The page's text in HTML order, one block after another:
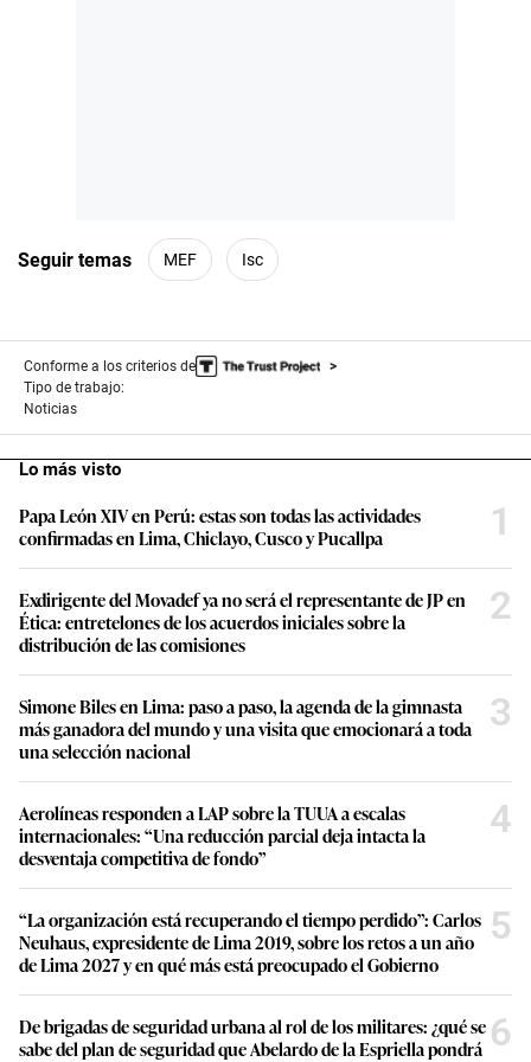
Seguir temas MEF Isc
Conforme a los criterios de
Tipo de trabajo:
Noticias
Lo más visto
Papa León XIV en Perú: estas son todas las actividades
confirmadas en Lima, Chiclayo, Cusco y Pucallpa
1
Exdirigente del Movadef ya no será el representante de JP en
Ética: entretelones de los acuerdos iniciales sobre la
distribución de las comisiones
2
Simone Biles en Lima: paso a paso, la agenda de la gimnasta
más ganadora del mundo y una visita que emocionará a toda
una selección nacional
3
Aerolíneas responden a LAP sobre la TUUA a escalas
internacionales: “Una reducción parcial deja intacta la
desventaja competitiva de fondo”
4
“La organización está recuperando el tiempo perdido”: Carlos
Neuhaus, expresidente de Lima 2019, sobre los retos a un año
de Lima 2027 y en qué más está preocupado el Gobierno
5
De brigadas de seguridad urbana al rol de los militares: ¿qué se
sabe del plan de seguridad que Abelardo de la Espriella pondrá 6